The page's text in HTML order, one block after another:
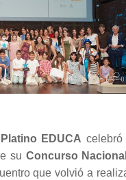
Platino EDUCA celebró
su Concurso
que volvió a